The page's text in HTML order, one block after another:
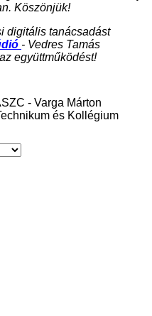
Köszönjük!
digitális tanácsadást
- Vedres Tamás
együttműködést!
- Varga Márton
és Kollégium